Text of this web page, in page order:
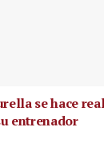
se hace
entrenador